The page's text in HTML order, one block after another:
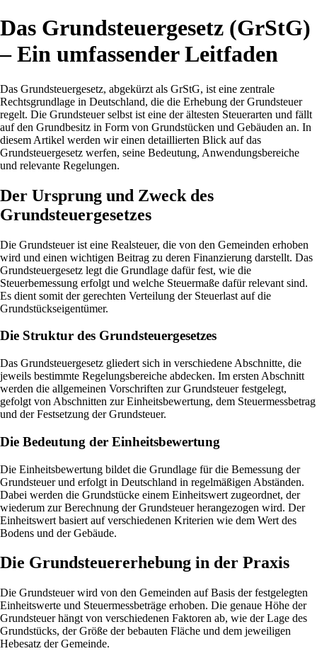
Das Grundsteuergesetz (GrStG)
– Ein umfassender Leitfaden
Das Grundsteuergesetz, abgekürzt als GrStG, ist eine zentrale
Rechtsgrundlage in Deutschland, die die Erhebung der Grundsteuer
regelt. Die Grundsteuer selbst ist eine der ältesten Steuerarten und fällt
auf den Grundbesitz in Form von Grundstücken und Gebäuden an. In
diesem Artikel werden wir einen detaillierten Blick auf das
Grundsteuergesetz werfen, seine Bedeutung, Anwendungsbereiche
und relevante Regelungen.
Der Ursprung und Zweck des
Grundsteuergesetzes
Die Grundsteuer ist eine Realsteuer, die von den Gemeinden erhoben
wird und einen wichtigen Beitrag zu deren Finanzierung darstellt. Das
Grundsteuergesetz legt die Grundlage dafür fest, wie die
Steuerbemessung erfolgt und welche Steuermaße dafür relevant sind.
Es dient somit der gerechten Verteilung der Steuerlast auf die
Grundstückseigentümer.
Die Struktur des Grundsteuergesetzes
Das Grundsteuergesetz gliedert sich in verschiedene Abschnitte, die
jeweils bestimmte Regelungsbereiche abdecken. Im ersten Abschnitt
werden die allgemeinen Vorschriften zur Grundsteuer festgelegt,
gefolgt von Abschnitten zur Einheitsbewertung, dem Steuermessbetrag
und der Festsetzung der Grundsteuer.
Die Bedeutung der Einheitsbewertung
Die Einheitsbewertung bildet die Grundlage für die Bemessung der
Grundsteuer und erfolgt in Deutschland in regelmäßigen Abständen.
Dabei werden die Grundstücke einem Einheitswert zugeordnet, der
wiederum zur Berechnung der Grundsteuer herangezogen wird. Der
Einheitswert basiert auf verschiedenen Kriterien wie dem Wert des
Bodens und der Gebäude.
Die Grundsteuererhebung in der Praxis
Die Grundsteuer wird von den Gemeinden auf Basis der festgelegten
Einheitswerte und Steuermessbeträge erhoben. Die genaue Höhe der
Grundsteuer hängt von verschiedenen Faktoren ab, wie der Lage des
Grundstücks, der Größe der bebauten Fläche und dem jeweiligen
Hebesatz der Gemeinde.